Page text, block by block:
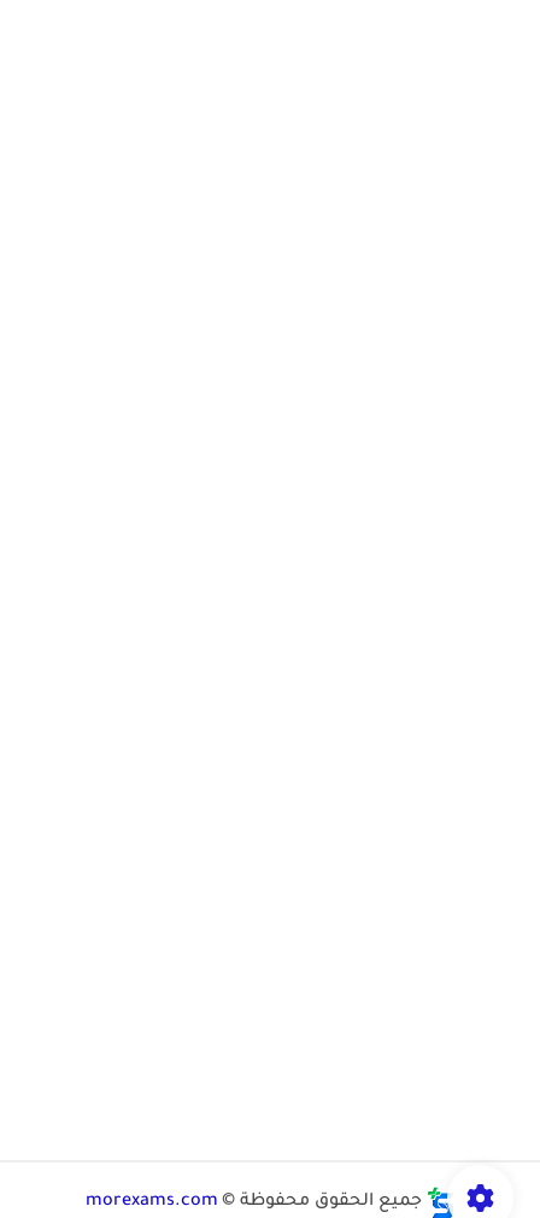
جميع الحقوق محفوظة © morexams.com